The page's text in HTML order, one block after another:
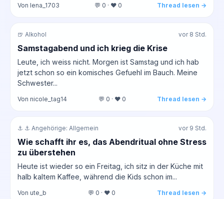
Von lena_1703 💬 0 · ❤️ 0 Thread lesen →
🍺 Alkohol vor 8 Std.
Samstagabend und ich krieg die Krise
Leute, ich weiss nicht. Morgen ist Samstag und ich hab
jetzt schon so ein komisches Gefuehl im Bauch. Meine
Schwester...
Von nicole_tag14 💬 0 · ❤️ 0 Thread lesen →
⚓ ⚓ Angehörige: Allgemein vor 9 Std.
Wie schafft ihr es, das Abendritual ohne Stress
zu überstehen
Heute ist wieder so ein Freitag, ich sitz in der Küche mit
halb kaltem Kaffee, während die Kids schon im...
Von ute_b 💬 0 · ❤️ 0 Thread lesen →